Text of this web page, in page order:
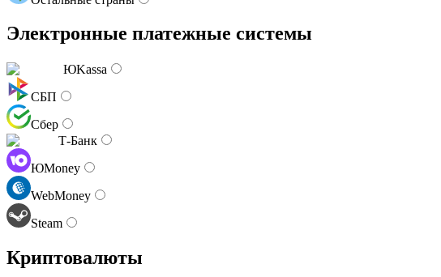
Электронные платежные системы
ЮKassa
СБП
Сбер
Т-Банк
ЮMoney
WebMoney
Steam
Криптовалюты